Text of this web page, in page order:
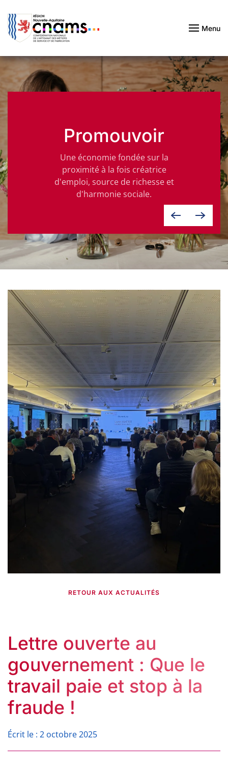
Passer au contenu principal Menu
Promouvoir
Une économie fondée sur la
proximité à la fois créatrice
d'emploi, source de richesse et
d'harmonie sociale.
RETOUR AUX ACTUALITÉS
Lettre ouverte au
gouvernement : Que le
travail paie et stop à la
fraude !
Écrit le : 2 octobre 2025